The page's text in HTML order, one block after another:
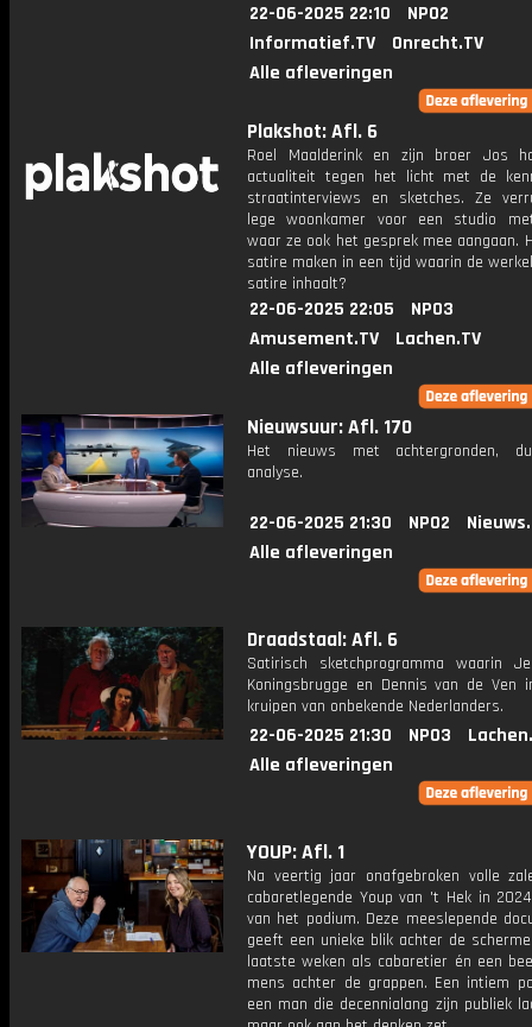
22-06-2025 22:10
NPO2
Informatief.TV
Onrecht.TV
Alle afleveringen
Plakshot: Afl. 6
Roel Maalderink en zijn broer Jos
actualiteit tegen het licht met de
straatinterviews en sketches. Ze
lege woonkamer voor een studio
waar ze ook het gesprek mee aangaan.
satire maken in een tijd waarin de
satire inhaalt?
22-06-2025 22:05
NPO3
Amusement.TV
Lachen.TV
Alle afleveringen
Nieuwsuur: Afl. 170
Het nieuws met achtergronden,
analyse.
22-06-2025 21:30 NPO2
Alle afleveringen
Draadstaal: Afl. 6
Satirisch sketchprogramma waarin
Koningsbrugge en Dennis van de Ven
kruipen van onbekende Nederlanders.
22-06-2025 21:30 NPO3
Alle afleveringen
YOUP: Afl. 1
Na veertig jaar onafgebroken volle
cabaretlegende Youp van 't Hek in
van het podium. Deze meeslepende
geeft een unieke blik achter de
laatste weken als cabaretier én een
mens achter de grappen. Een intiem
een man die decennialang zijn publiek